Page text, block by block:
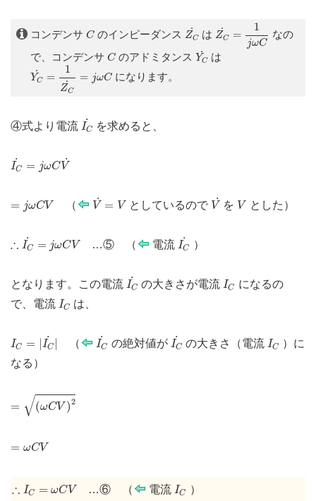
コンデンサ C
Cのインピーダンス ˙
ZC
ZC
は ˙
ZC =
1
jωC
ω
なの
で、コンデンサ C
Cのアドミタンス ˙
YC
YC ˙
は
˙
YC =
1
˙
ZC
= jωC
YC =1 Z C = ωC
になります。
④式より電流 ˙
IC
IC
を求めると、
˙
IC = jωC ˙
V
IC ω V˙
= jωCV
ωCV （ ˙
V = V
V˙ V
としているので ˙
V
V˙
を V
V とした ）
∴ ˙
IC = jωCV
C ω V
…⑤ （ 電流 ˙
IC
IC
）
となります。この電流 ˙
IC
IC
の大きさが電流 IC
IC
になるの
で、電流 IC
IC は、
IC = ˙
IC
IC C ˙
（ ˙
IC
IC
の絶対値が ˙
IC
IC
の大きさ（電流 IC
IC
）に
なる ）
= √(ωCV )2
CV)2
= ωCV
ω CV
∴ IC = ωCV
∴ C CV …⑥ （ 電流 IC
IC ）